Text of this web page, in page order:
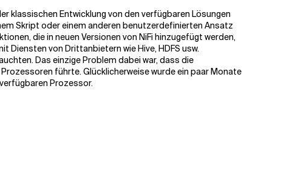
klassischen Entwicklung von den verfügbaren Lösungen
Skript oder einem anderen benutzerdefinierten Ansatz
die in neuen Versionen von NiFi hinzugefügt werden,
Diensten von Drittanbietern wie Hive, HDFS usw.
Das einzige Problem dabei war, dass die
führte. Glücklicherweise wurde ein paar Monate
Prozessor.